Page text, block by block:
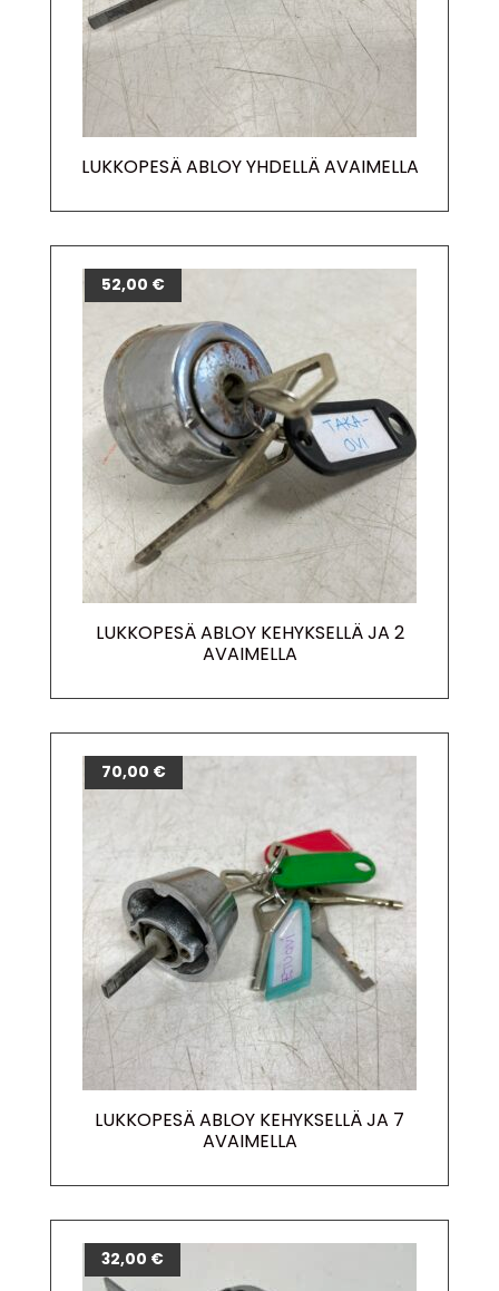
LUKKOPESÄ ABLOY YHDELLÄ AVAIMELLA
LUKKOPESÄ ABLOY KEHYKSELLÄ JA 2
AVAIMELLA
52,00 €
LUKKOPESÄ ABLOY KEHYKSELLÄ JA 7
AVAIMELLA
70,00 €
32,00 €